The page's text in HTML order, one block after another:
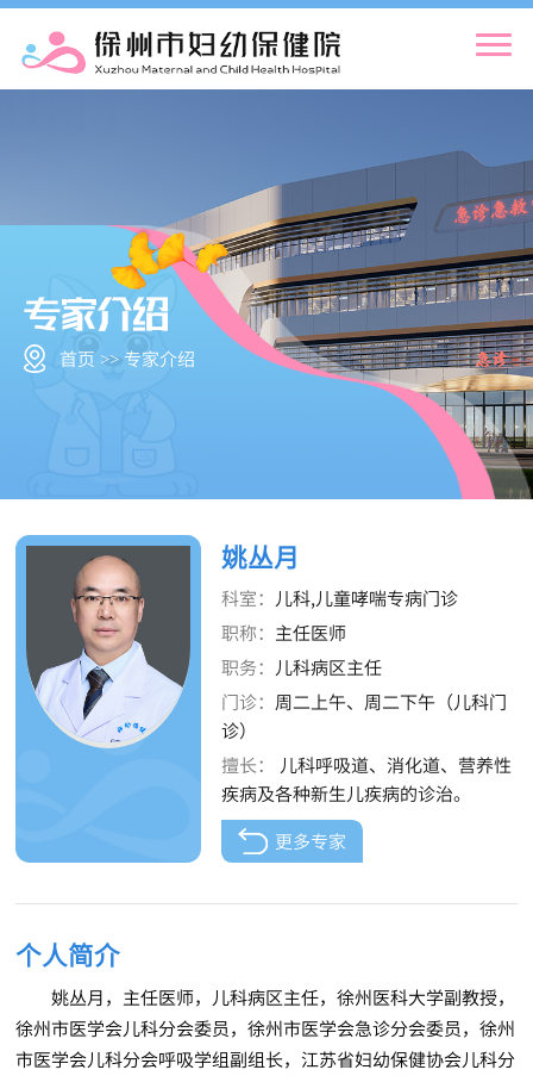
首页 >> 专家介绍
姚丛月
科室： 儿科,儿童哮喘专病门诊
职称： 主任医师
职务： 儿科病区主任
门诊： 周二上午、周二下午（儿科门
诊）
擅长：
儿科呼吸道、消化道、营养性
疾病及各种新生儿疾病的诊治。
更多专家
个人简介
姚丛月，主任医师，儿科病区主任，徐州医科大学副教授，
徐州市医学会儿科分会委员，徐州市医学会急诊分会委员，徐州
市医学会儿科分会呼吸学组副组长，江苏省妇幼保健协会儿科分